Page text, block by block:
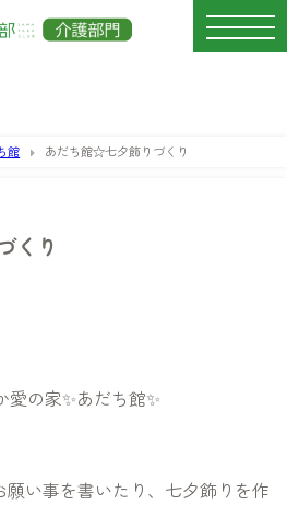
館 あだち館☆七夕飾りづくり
くり
愛の家✨あだち館✨
い事を書いたり、七夕飾りを作